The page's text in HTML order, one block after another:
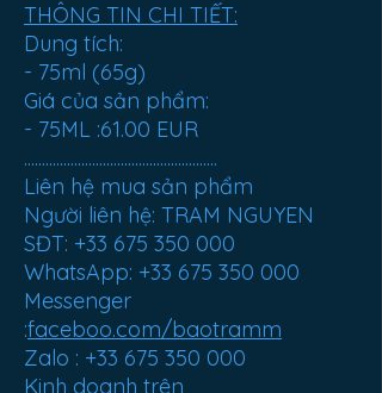
THÔNG TIN CHI TIẾT:
Dung tích:
- 75ml (65g)
Giá của sản phẩm:
- 75ML :61.00 EUR
......................................................
Liên hệ mua sản phẩm
Người liên hệ: TRAM NGUYEN
SĐT: +33 675 350 000
WhatsApp: +33 675 350 000
Messenger
:faceboo.com/baotramm
Zalo : +33 675 350 000
Kinh doanh trên